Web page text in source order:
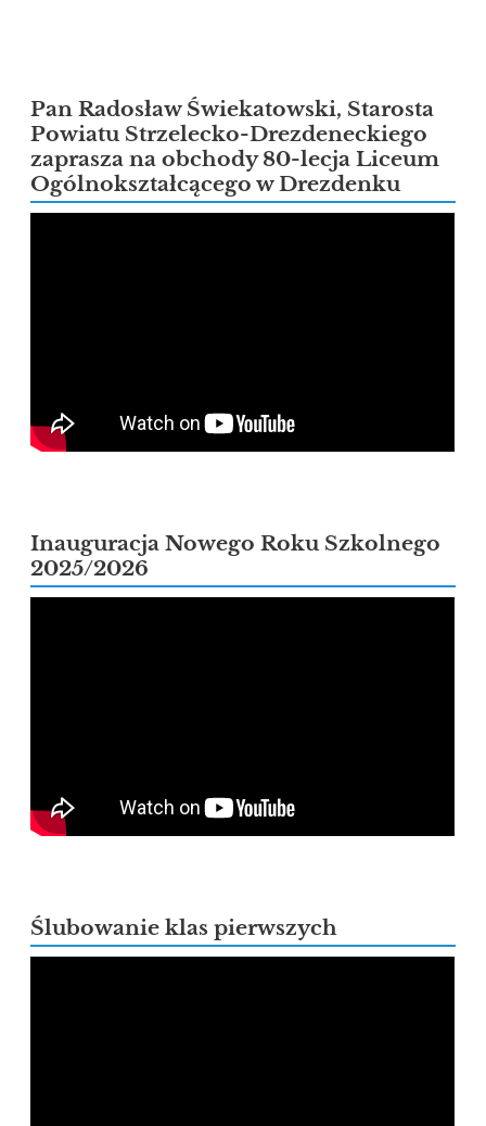
Pan Radosław Świekatowski, Starosta
Powiatu Strzelecko-Drezdeneckiego
zaprasza na obchody 80-lecja Liceum
Ogólnokształcącego w Drezdenku
Inauguracja Nowego Roku Szkolnego
2025/2026
Ślubowanie klas pierwszych